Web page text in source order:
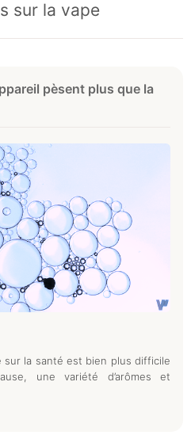
sur la vape
pèsent plus que la
sur la santé est bien plus difficile
une variété d’arômes et